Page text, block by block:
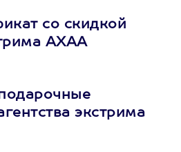
со скидкой
АХАА
экстрима